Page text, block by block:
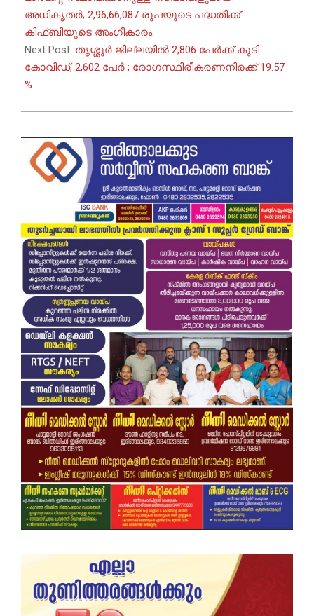
അധികൃതർ; 2,96,66,087 രൂപയുടെ പദ്ധതിക്ക്
കിഫ്ബിയുടെ അംഗീകാരം.
Next Post: തൃശ്ശൂര്‍ ജില്ലയില്‍ 2,806 പേര്‍ക്ക് കൂടി
കോവിഡ്, 2,602 പേര്‍ ; രോഗസ്ഥിരീകരണനിരക്ക് 19.57
%.